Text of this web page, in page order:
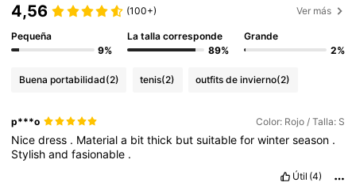
4,56 (100+) Ver más
Pequeña
9%
La talla corresponde
89%
Grande
2%
Buena portabilidad(2) tenis(2) outfits de invierno(2)
p***o Color: Rojo / Talla: S
Nicedress . Materiala bitthick butsuitableforwinterseason .
Stylishandfasionable .
Útil (4)